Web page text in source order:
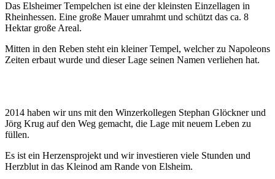
Das Elsheimer Tempelchen ist eine der kleinsten Einzellagen in
Rheinhessen. Eine große Mauer umrahmt und schützt das ca. 8
Hektar große Areal.
Mitten in den Reben steht ein kleiner Tempel, welcher zu Napoleons
Zeiten erbaut wurde und dieser Lage seinen Namen verliehen hat.
2014 haben wir uns mit den Winzerkollegen Stephan Glöckner und
Jörg Krug auf den Weg gemacht, die Lage mit neuem Leben zu
füllen.
Es ist ein Herzensprojekt und wir investieren viele Stunden und
Herzblut in das Kleinod am Rande von Elsheim.